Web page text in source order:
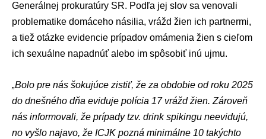
Generálnej prokuratúry SR. Podľa jej slov sa venovali
problematike domáceho násilia, vrážd žien ich partnermi,
a tiež otázke evidencie prípadov omámenia žien s cieľom
ich sexuálne napadnúť alebo im spôsobiť inú ujmu.
„Bolo pre nás šokujúce zistiť, že za obdobie od roku 2025
do dnešného dňa eviduje polícia 17 vrážd žien. Zároveň
nás informovali, že prípady tzv. drink spikingu neevidujú,
no vyšlo najavo, že ICJK pozná minimálne 10 takýchto